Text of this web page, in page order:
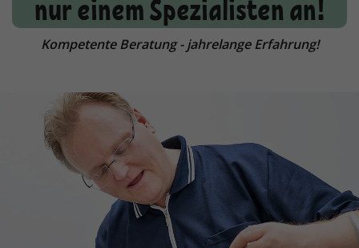
nur einem Spezialisten an!
Kompetente Beratung - jahrelange Erfahrung!